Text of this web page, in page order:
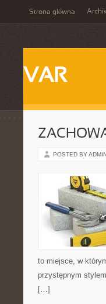
Strona główna
VAR
POSTED BY
to miejsce, w
przystępnym
[…]